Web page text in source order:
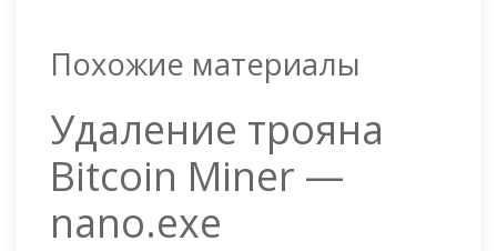
Похожие материалы
Удаление трояна
Bitcoin Miner —
nano.exe